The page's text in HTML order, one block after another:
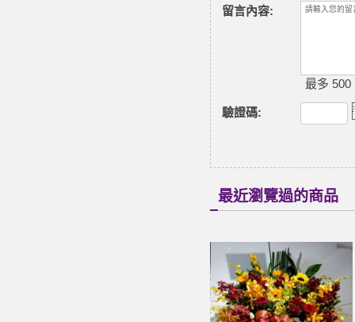
留言內容:
最多 500
驗證碼:
最近瀏覽過的商品